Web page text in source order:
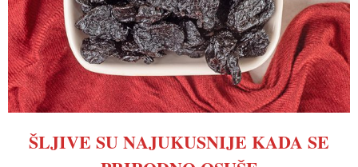
ŠLJIVE SU NAJUKUSNIJE KADA SE